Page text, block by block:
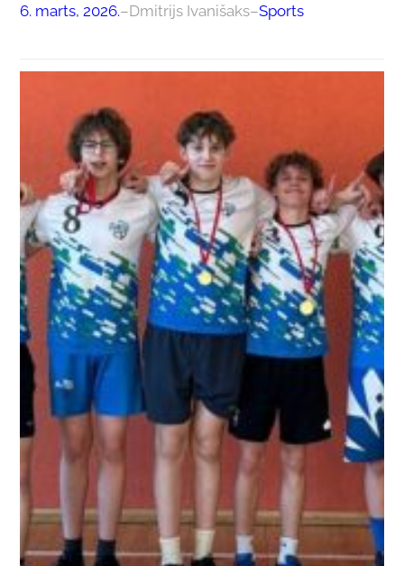
6. marts, 2026.–Dmitrijs Ivanišaks–Sports